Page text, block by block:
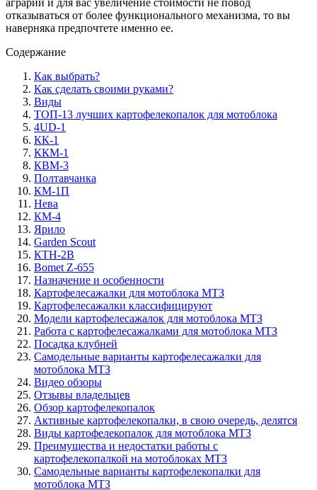
отказываться от более функционального механизма, то вы
наверняка предпочтете именно ее.
Содержание
Как выбрать?
Как сделать своими руками?
Виды
ТОП-13 лучших картофелекопалок для мотоблока
4UD-1
КК-1
ККМ-1
КВМ-3
Полтавчанка
КМ-1П
Нева
КМ-4
Ярило
Garden Scout
КТН-2В
Bomet Z-655
Назначение и особенности
Картофелесажалки для мотоблока МТЗ
Картофелесажалки классифицируют
Модели картофелесажалок для мотоблока МТЗ
Работа с картофелесажалками для мотоблока МТЗ
Посадка клубней
Самодельные варианты картофелесажалки для
мотоблока МТЗ
Видео обзоры
Отзывы владельцев
Обзор картофелекопалок
Активные картофелекопалки, в свою очередь, делятся
Виды картофелекопалок для мотоблока МТЗ
Преимущества и недостатки работы с
картофелекопалкой на мотоблоках МТЗ
Самодельные варианты картофелекопалки для
мотоблока МТЗ